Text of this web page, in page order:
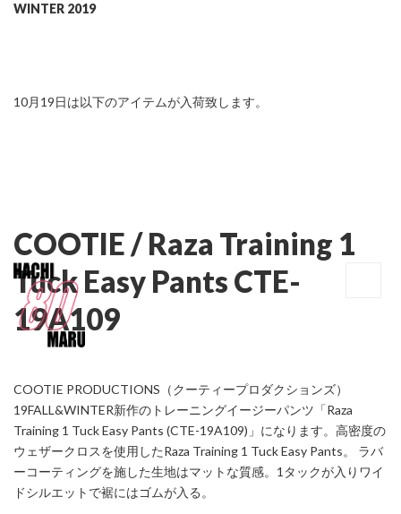
WINTER 2019
10月19日は以下のアイテムが入荷致します。
COOTIE / Raza Training 1
Tuck Easy Pants CTE-
19A109
COOTIE PRODUCTIONS（クーティープロダクションズ）
19FALL&WINTER新作のトレーニングイージーパンツ「Raza
Training 1 Tuck Easy Pants (CTE-19A109)」になります。高密度の
ウェザークロスを使用したRaza Training 1 Tuck Easy Pants。 ラバ
ーコーティングを施した生地はマットな質感。1タックが入りワイ
ドシルエットで裾にはゴムが入る。